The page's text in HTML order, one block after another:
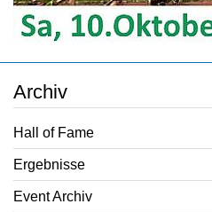
Archiv
Hall of Fame
Ergebnisse
Event Archiv